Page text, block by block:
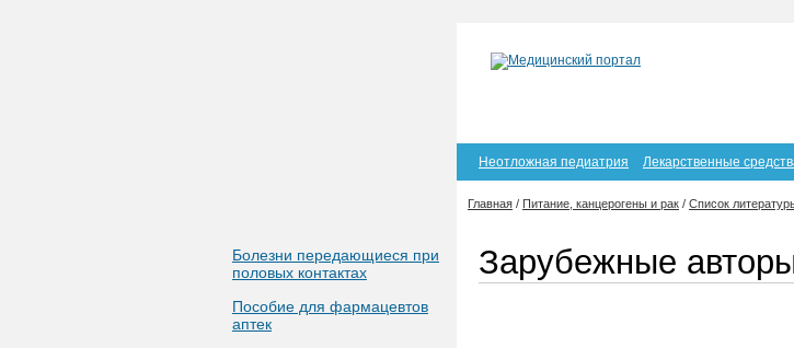
Болезни передающиеся при
половых контактах
Пособие для фармацевтов
аптек
Неотложная педиатрия Лекарственные
Главная / Питание, канцерогены и рак / Список
Зарубежные